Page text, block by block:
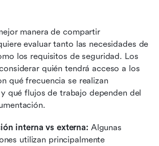
manera de compartir
evaluar tanto las necesidades de
los requisitos de seguridad. Los
quién tendrá acceso a los
qué frecuencia se realizan
qué flujos de trabajo dependen del
interna vs externa: Algunas
utilizan principalmente